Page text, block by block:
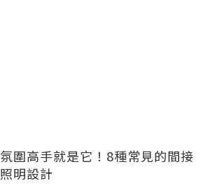
氛圍高手就是它！8種常見的間接
照明設計